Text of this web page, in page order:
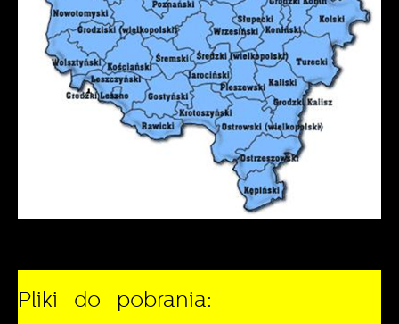
Pliki do pobrania: